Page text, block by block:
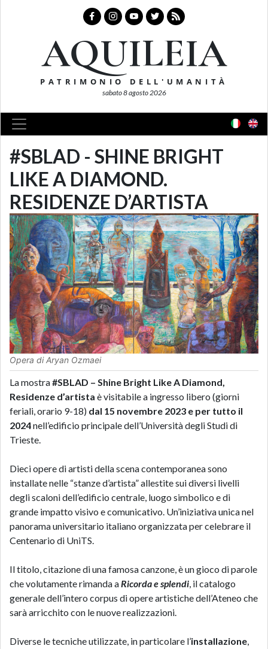
AQUILEIA
PATRIMONIO DELL'UMANITÀ
sabato 8 agosto 2026
#SBLAD - SHINE BRIGHT
LIKE A DIAMOND.
RESIDENZE D’ARTISTA
Opera di Aryan Ozmaei
La mostra#SBLAD – Shine Bright Like A Diamond,
Residenze d’artista è visitabile a ingresso libero (giorni
feriali, orario 9-18) dal 15 novembre 2023 e per tutto il
2024nell’edificio principale dell’Università degli Studi di
Trieste.
Dieci opere di artisti della scena contemporanea sono
installate nelle “stanze d’artista” allestite sui diversi livelli
degli scaloni dell’edificio centrale, luogo simbolico e di
grande impatto visivo e comunicativo. Un’iniziativa unica nel
panorama universitario italiano organizzata per celebrare il
Centenario di UniTS.
Il titolo, citazione di una famosa canzone, è un gioco di parole
che volutamente rimanda aRicorda e splendi, il catalogo
generale dell’intero corpus di opere artistiche dell’Ateneo che
sarà arricchito con le nuove realizzazioni.
Diverse le tecniche utilizzate, in particolare l’installazione,